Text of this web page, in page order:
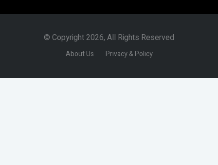
© Copyright 2026, All Rights Reserved
About Us Privacy & Policy